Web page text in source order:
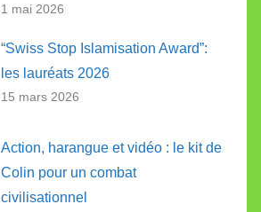
1 mai 2026
“Swiss Stop Islamisation Award”:
les lauréats 2026
15 mars 2026
Action, harangue et vidéo : le kit de
Colin pour un combat
civilisationnel